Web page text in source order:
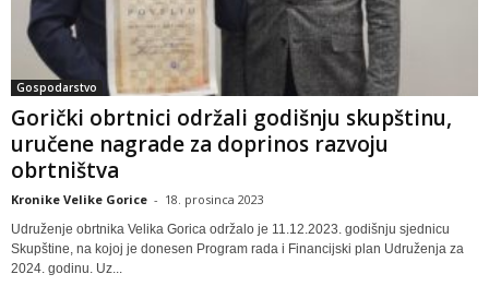
Gospodarstvo
Gorički obrtnici održali godišnju skupštinu,
uručene nagrade za doprinos razvoju
obrtništva
Kronike Velike Gorice - 18. prosinca 2023
Udruženje obrtnika Velika Gorica održalo je 11.12.2023. godišnju sjednicu
Skupštine, na kojoj je donesen Program rada i Financijski plan Udruženja za
2024. godinu. Uz...